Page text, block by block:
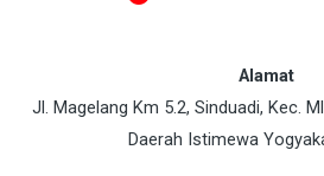
Alamat
Jl. Magelang Km 5.2, Sinduadi, Kec.
Daerah Istimewa